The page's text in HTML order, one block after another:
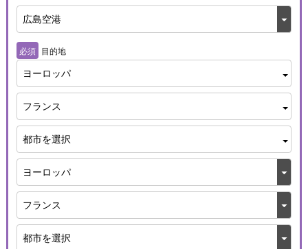
必須 目的地
ヨーロッパ
フランス
都市を選択